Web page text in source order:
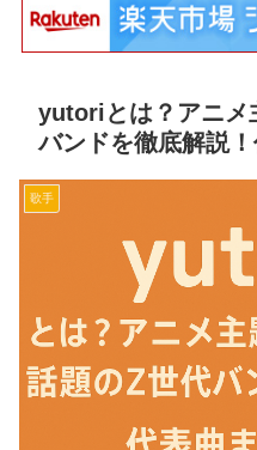
yutoriとは？アニメ
バンドを徹底解説
歌手